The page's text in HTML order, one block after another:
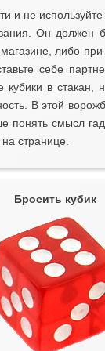
и не
Он должен
либо
себе
в стакан,
В этой
понять смысл
странице.
Бросить кубик